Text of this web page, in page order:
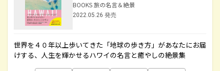
BOOKS 旅の名言＆絶景
2022.05.26 発売
世界を４０年以上歩いてきた「地球の歩き方」があなたにお届
けする、人生を輝かせるハワイの名言と癒やしの絶景集